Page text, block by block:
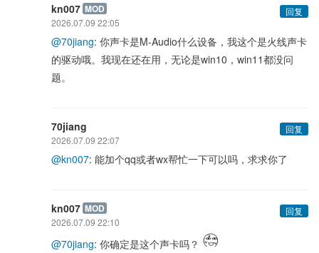
kn007 MOD
回复
2026.07.09 22:05
@70jiang: 你声卡是M-Audio什么设备，我这个是火线声卡
的驱动哦。我现在还在用，无论是win10，win11都没问
题。
70jiang
回复
2026.07.09 22:07
@kn007: 能加个qq或者wx帮忙一下可以吗，求求你了
kn007 MOD
回复
2026.07.09 22:10
@70jiang: 你确定是这个声卡吗？